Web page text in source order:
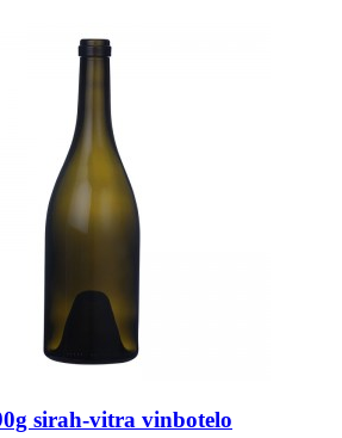
sirah-vitra vinbotelo